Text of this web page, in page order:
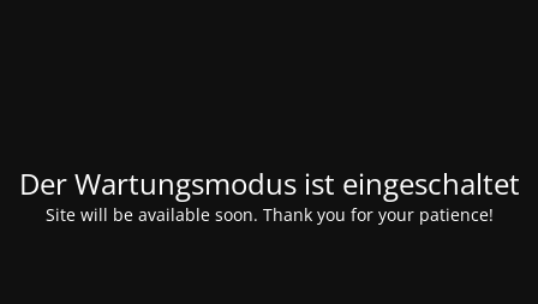
Der Wartungsmodus ist eingeschaltet
Site will be available soon. Thank you for your patience!